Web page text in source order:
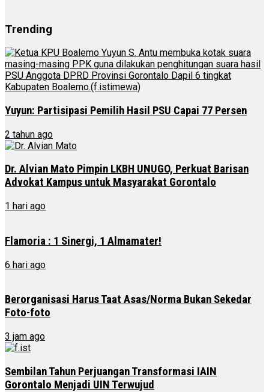
Trending
Yuyun: Partisipasi Pemilih Hasil PSU Capai 77 Persen
2 tahun ago
Dr. Alvian Mato Pimpin LKBH UNUGO, Perkuat Barisan
Advokat Kampus untuk Masyarakat Gorontalo
1 hari ago
Flamoria : 1 Sinergi, 1 Almamater!
6 hari ago
Berorganisasi Harus Taat Asas/Norma Bukan Sekedar
Foto-foto
3 jam ago
Sembilan Tahun Perjuangan Transformasi IAIN
Gorontalo Menjadi UIN Terwujud